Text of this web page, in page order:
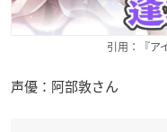
引用：『ア
声優：阿部敦さん